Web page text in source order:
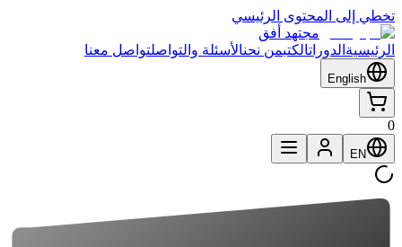
تخطي إلى المحتوى الرئيسي
مجتهد أفق
الرئيسية الدوراتالكتبمن نحنالأسئلة والتواصلتواصل معنا
English
0
EN